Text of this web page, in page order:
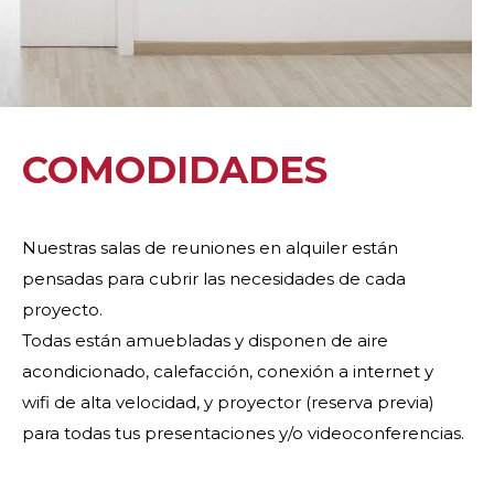
COMODIDADES
Nuestras salas de reuniones en alquiler están
pensadas para cubrir las necesidades de cada
proyecto.
Todas están amuebladas y disponen de aire
acondicionado, calefacción, conexión a internet y
wifi de alta velocidad, y proyector (reserva previa)
para todas tus presentaciones y/o videoconferencias.